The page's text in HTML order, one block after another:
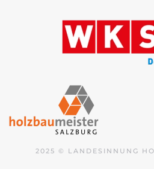
2025 © LANDESINNUNG